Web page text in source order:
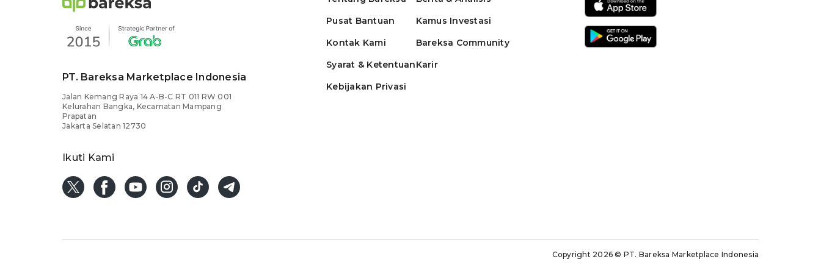
PT. Bareksa Marketplace Indonesia
Jalan Kemang Raya 14 A-B-C RT 011 RW 001
Kelurahan Bangka, Kecamatan Mampang
Prapatan
Jakarta Selatan 12730
Ikuti Kami
Pusat Bantuan
Kontak Kami
Syarat & Ketentuan
Kebijakan Privasi
Kamus Investasi
Bareksa Community
Karir
Copyright 2026© PT. Bareksa Marketplace Indonesia